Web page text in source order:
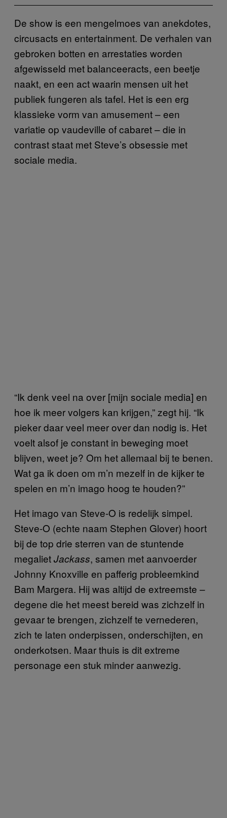
De show is een mengelmoes van anekdotes,
circusacts en entertainment. De verhalen van
gebroken botten en arrestaties worden
afgewisseld met balanceeracts, een beetje
naakt, en een act waarin mensen uit het
publiek fungeren als tafel. Het is een erg
klassieke vorm van amusement – een
variatie op vaudeville of cabaret – die in
contrast staat met Steve’s obsessie met
sociale media.
“Ik denk veel na over [mijn sociale media] en
hoe ik meer volgers kan krijgen,” zegt hij. “Ik
pieker daar veel meer over dan nodig is. Het
voelt alsof je constant in beweging moet
blijven, weet je? Om het allemaal bij te benen.
Wat ga ik doen om m’n mezelf in de kijker te
spelen en m’n imago hoog te houden?”
Het imago van Steve-O is redelijk simpel.
Steve-O (echte naam Stephen Glover) hoort
bij de top drie sterren van de stuntende
megalietJackass, samen met aanvoerder
Johnny Knoxville en pafferig probleemkind
Bam Margera. Hij was altijd de extreemste –
degene die het meest bereid was zichzelf in
gevaar te brengen, zichzelf te vernederen,
zich te laten onderpissen, onderschijten, en
onderkotsen. Maar thuis is dit extreme
personage een stuk minder aanwezig.